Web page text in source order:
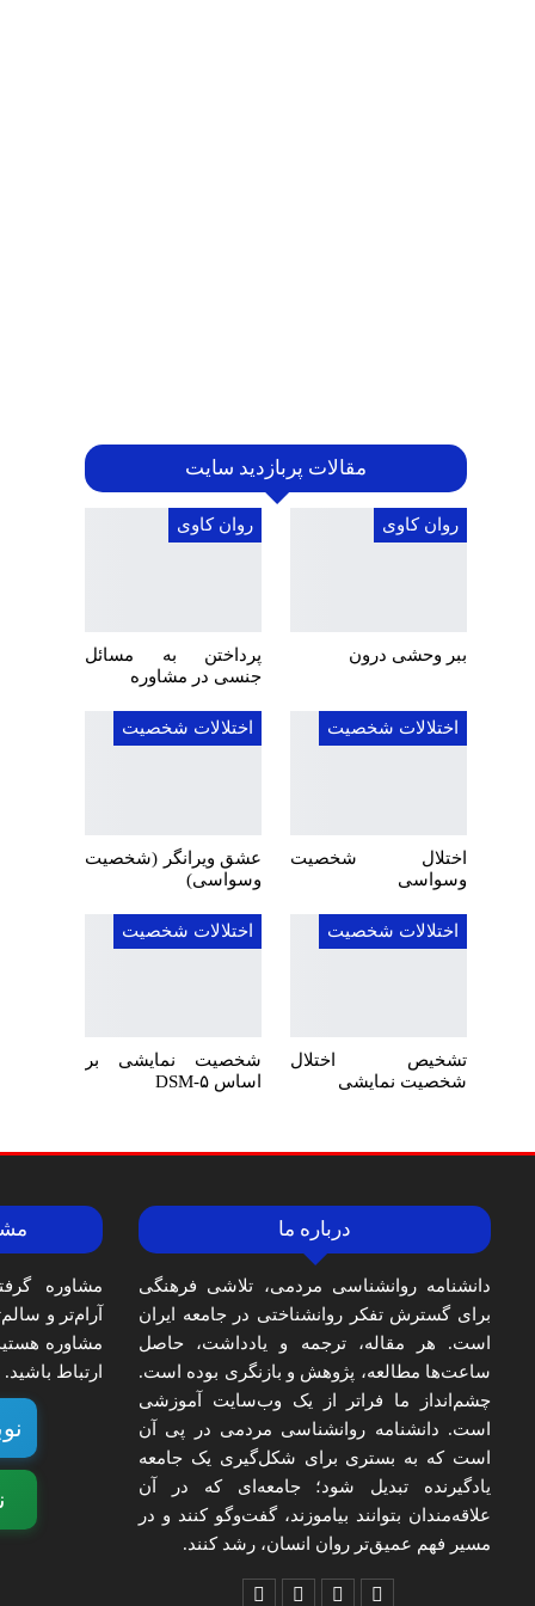
مقالات پربازدید سایت
روان کاوی
ببر وحشی درون
روان کاوی
پرداختن به مسائل
جنسی در مشاوره
اختلالات شخصیت
اختلال شخصیت
وسواسی
اختلالات شخصیت
عشق ویرانگر (شخصیت
وسواسی)
اختلالات شخصیت
تشخیص اختلال
شخصیت نمایشی
اختلالات شخصیت
شخصیت نمایشی بر
اساس DSM-۵
درباره ما
دانشنامه روانشناسی مردمی، تلاشی فرهنگی
برای گسترش تفکر روانشناختی در جامعه ایران
است. هر مقاله، ترجمه و یادداشت، حاصل
ساعت‌ها مطالعه، پژوهش و بازنگری بوده است.
چشم‌انداز ما فراتر از یک وب‌سایت آموزشی
است. دانشنامه روانشناسی مردمی در پی آن
است که به بستری برای شکل‌گیری یک جامعه
یادگیرنده تبدیل شود؛ جامعه‌ای که در آن
علاقه‌مندان بتوانند بیاموزند، گفت‌وگو کنند و در
مسیر فهم عمیق‌تر روان انسان، رشد کنند.
مشاوره
آرام‌تر و
مشاوره
ارتباط باشید.